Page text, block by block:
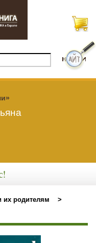
их родителям
>